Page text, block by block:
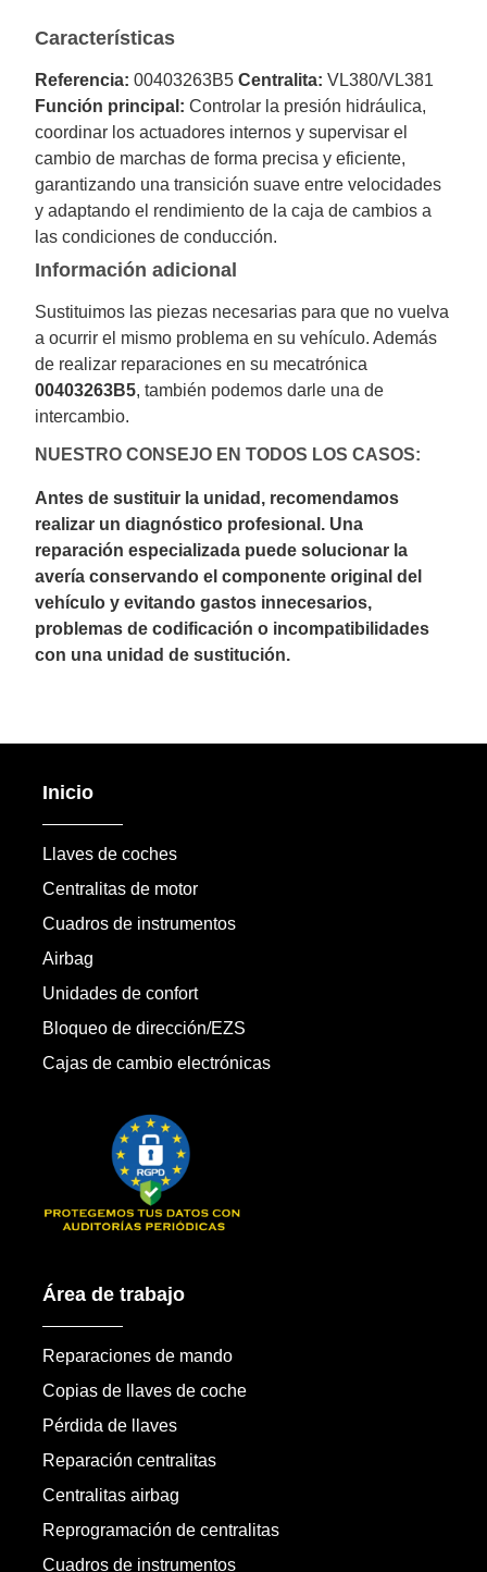
Características
Referencia: 00403263B5Centralita: VL380/VL381
Función principal: Controlar la presión hidráulica,
coordinar los actuadores internos y supervisar el
cambio de marchas de forma precisa y eficiente,
garantizando una transición suave entre velocidades
y adaptando el rendimiento de la caja de cambios a
las condiciones de conducción.
Información adicional
Sustituimos las piezas necesarias para que no vuelva
a ocurrir el mismo problema en su vehículo. Además
de realizar reparaciones en su mecatrónica
00403263B5, también podemos darle una de
intercambio.
NUESTRO CONSEJO EN TODOS LOS CASOS:
Antes de sustituir la unidad, recomendamos
realizar un diagnóstico profesional. Una
reparación especializada puede solucionar la
avería conservando el componente original del
vehículo y evitando gastos innecesarios,
problemas de codificación o incompatibilidades
con una unidad de sustitución.
Inicio
Llaves de coches
Centralitas de motor
Cuadros de instrumentos
Airbag
Unidades de confort
Bloqueo de dirección/EZS
Cajas de cambio electrónicas
Área de trabajo
Reparaciones de mando
Copias de llaves de coche
Pérdida de llaves
Reparación centralitas
Centralitas airbag
Reprogramación de centralitas
Cuadros de instrumentos